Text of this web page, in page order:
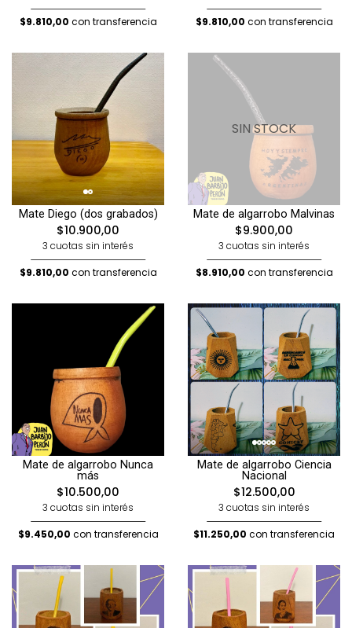
$9.810,00 con transferencia
$9.810,00 con transferencia
Mate Diego (dos grabados)
$10.900,00
3 cuotas sin interés
$9.810,00 con transferencia
SIN STOCK
Mate de algarrobo Malvinas
$9.900,00
3 cuotas sin interés
$8.910,00 con transferencia
Mate de algarrobo Nunca
más
$10.500,00
3 cuotas sin interés
$9.450,00 con transferencia
Mate de algarrobo Ciencia
Nacional
$12.500,00
3 cuotas sin interés
$11.250,00 con transferencia